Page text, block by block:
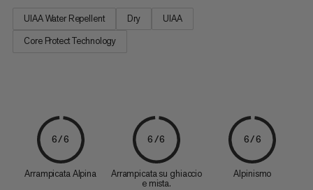
UIAA Water Repellent Dry
UIAA
Core Protect Technology
6/6
Arrampicata Alpina
6/6
Arrampicata su ghiaccio
e mista.
6/6
Alpinismo